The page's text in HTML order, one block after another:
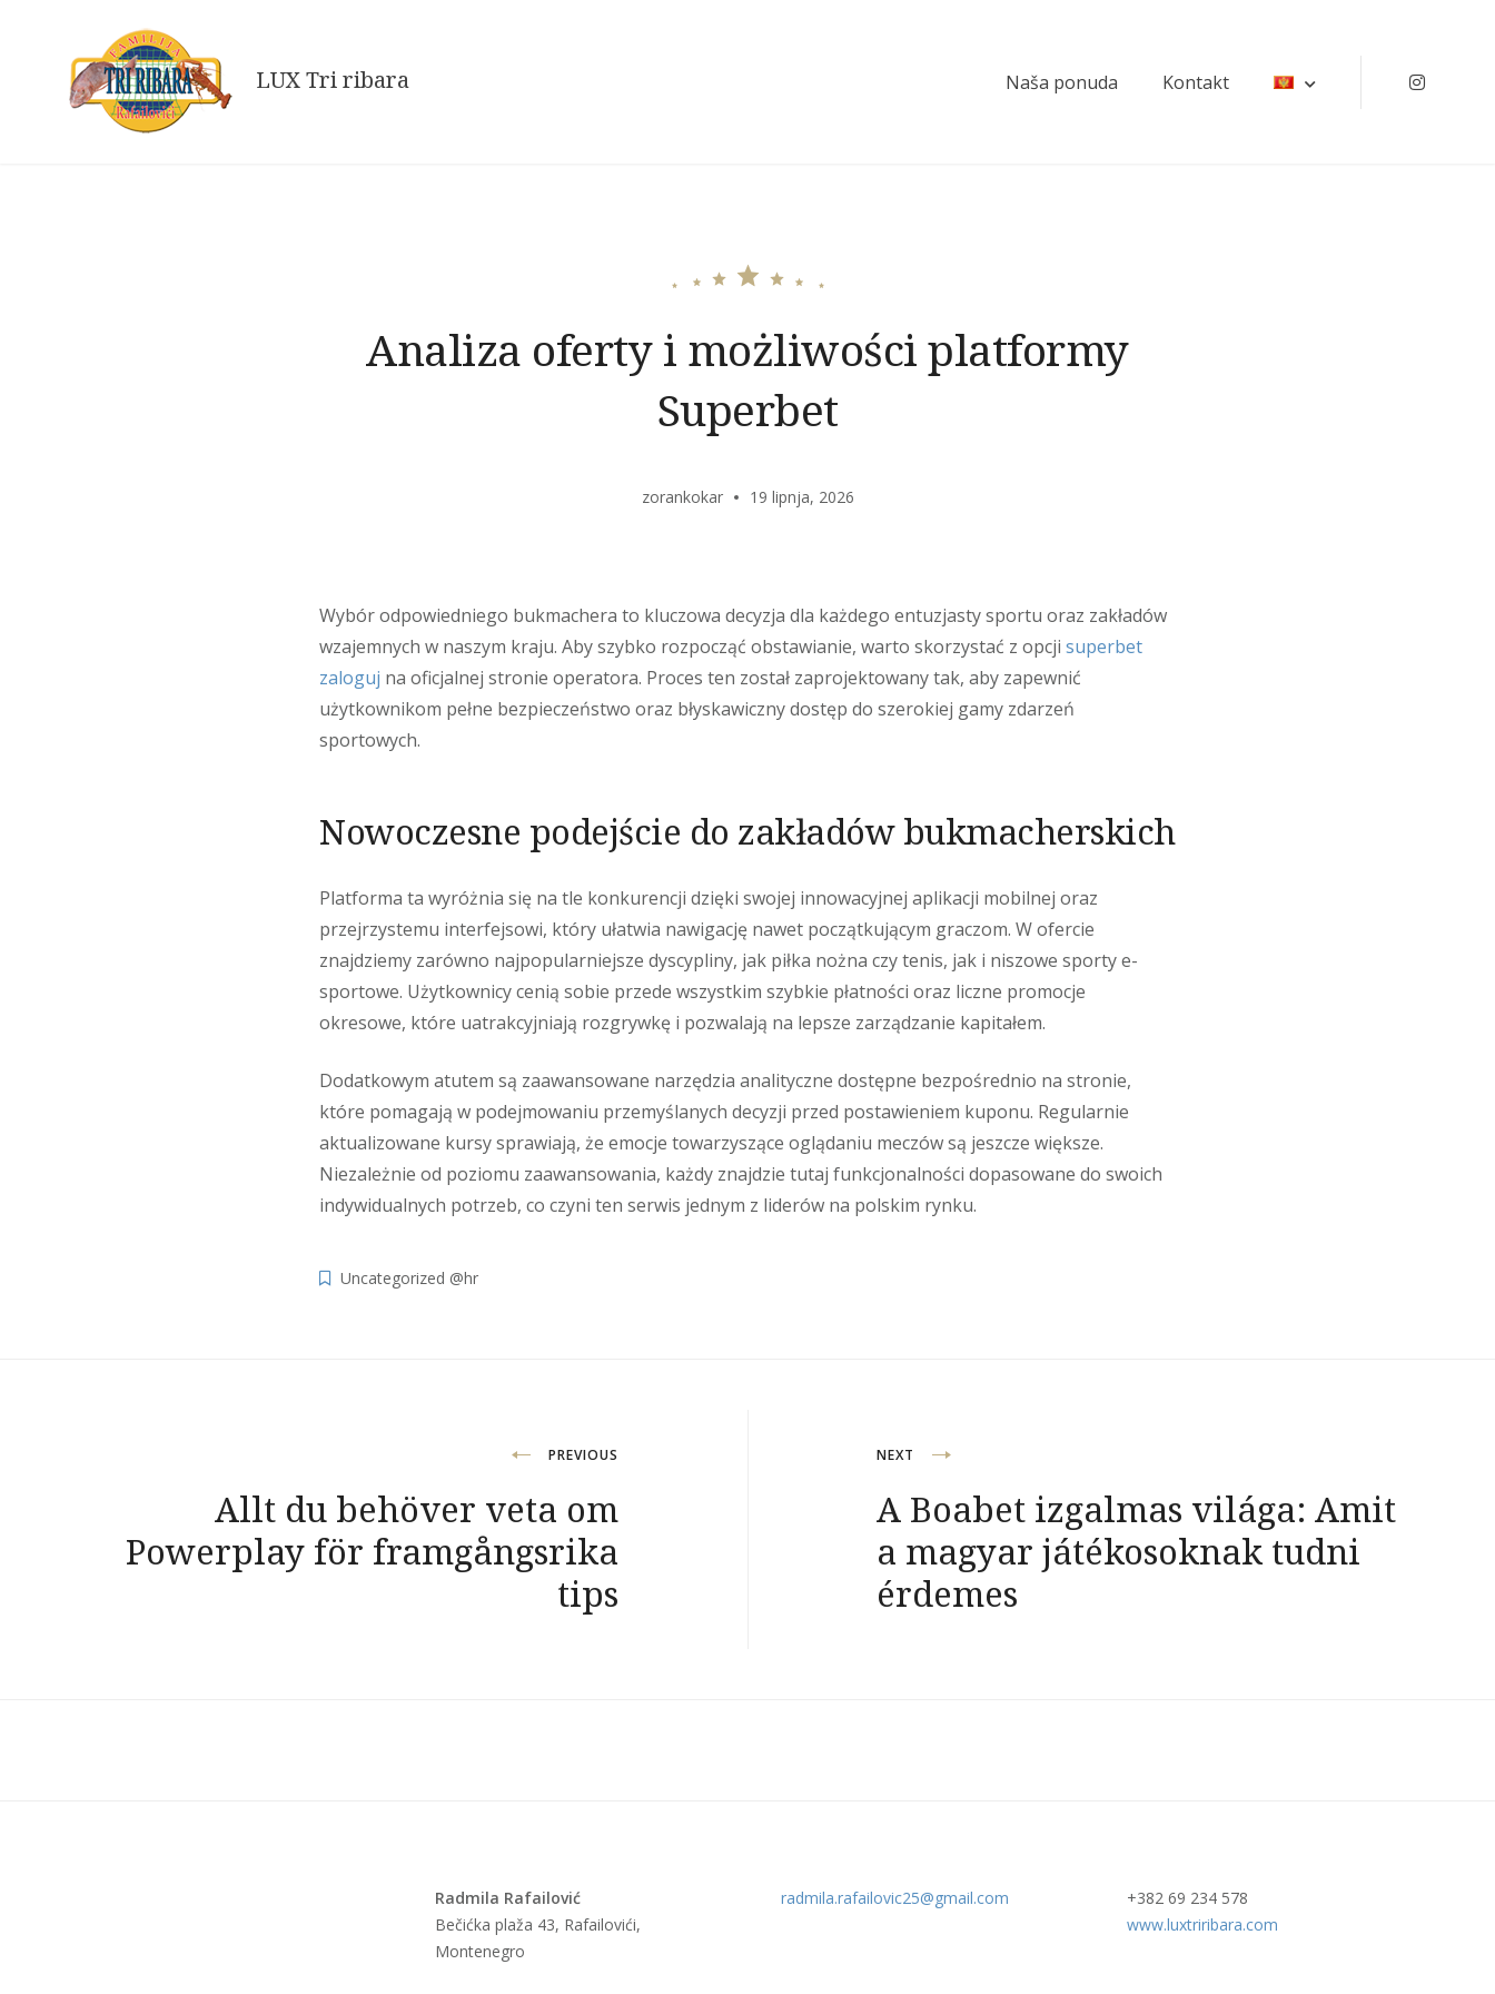
LUX Tri ribara Naša ponuda Kontakt
Analiza oferty i możliwości platformy
Superbet
zorankokar 19 lipnja, 2026
Wybór odpowiedniego bukmachera to kluczowa decyzja dla każdego entuzjasty sportu oraz zakładów
wzajemnych w naszym kraju. Aby szybko rozpocząć obstawianie, warto skorzystać z opcji superbet
zaloguj na oficjalnej stronie operatora. Proces ten został zaprojektowany tak, aby zapewnić
użytkownikom pełne bezpieczeństwo oraz błyskawiczny dostęp do szerokiej gamy zdarzeń
sportowych.
Nowoczesne podejście do zakładów bukmacherskich
Platforma ta wyróżnia się na tle konkurencji dzięki swojej innowacyjnej aplikacji mobilnej oraz
przejrzystemu interfejsowi, który ułatwia nawigację nawet początkującym graczom. W ofercie
znajdziemy zarówno najpopularniejsze dyscypliny, jak piłka nożna czy tenis, jak i niszowe sporty e-
sportowe. Użytkownicy cenią sobie przede wszystkim szybkie płatności oraz liczne promocje
okresowe, które uatrakcyjniają rozgrywkę i pozwalają na lepsze zarządzanie kapitałem.
Dodatkowym atutem są zaawansowane narzędzia analityczne dostępne bezpośrednio na stronie,
które pomagają w podejmowaniu przemyślanych decyzji przed postawieniem kuponu. Regularnie
aktualizowane kursy sprawiają, że emocje towarzyszące oglądaniu meczów są jeszcze większe.
Niezależnie od poziomu zaawansowania, każdy znajdzie tutaj funkcjonalności dopasowane do swoich
indywidualnych potrzeb, co czyni ten serwis jednym z liderów na polskim rynku.
Uncategorized @hr
PREVIOUS
Allt du behöver veta om
Powerplay för framgångsrika
tips
NEXT
A Boabet izgalmas világa: Amit
a magyar játékosoknak tudni
érdemes
Radmila Rafailović
Bečićka plaža 43, Rafailovići,
Montenegro
radmila.rafailovic25@gmail.com
+382 69 234 578
www.luxtriribara.com